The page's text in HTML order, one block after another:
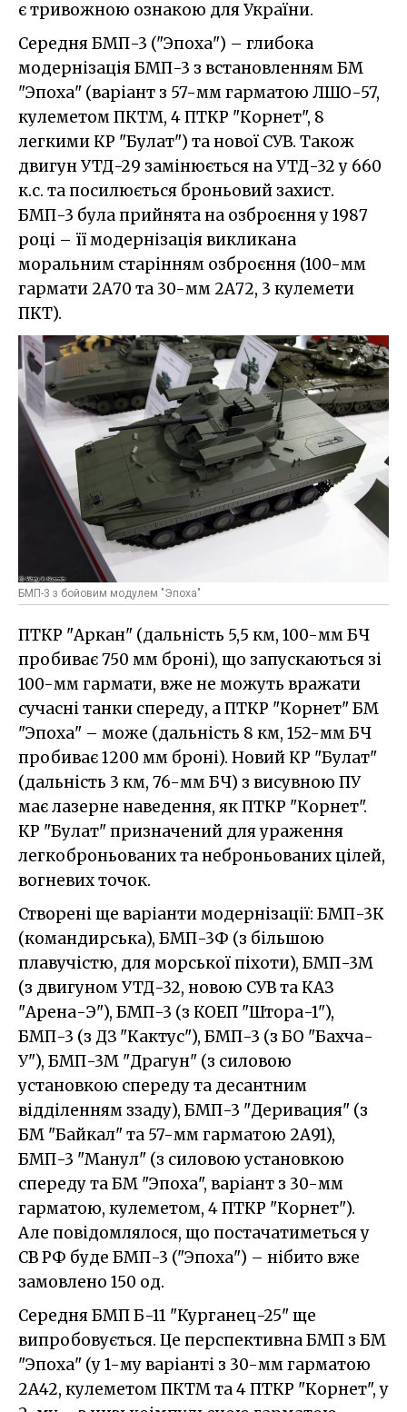
є тривожною ознакою для України.
Середня БМП-3 ("Эпоха") – глибока
модернізація БМП-3 з встановленням БМ
"Эпоха" (варіант з 57-мм гарматою ЛШО-57,
кулеметом ПКТМ, 4 ПТКР "Корнет", 8
легкими КР "Булат") та нової СУВ. Також
двигун УТД-29 замінюється на УТД-32 у 660
к.с. та посилюється броньовий захист.
БМП-3 була прийнята на озброєння у 1987
році – її модернізація викликана
моральним старінням озброєння (100-мм
гармати 2А70 та 30-мм 2А72, 3 кулемети
ПКТ).
БМП-3 з бойовим модулем "Эпоха"
ПТКР "Аркан" (дальність 5,5 км, 100-мм БЧ
пробиває 750 мм броні), що запускаються зі
100-мм гармати, вже не можуть вражати
сучасні танки спереду, а ПТКР "Корнет" БМ
"Эпоха" – може (дальність 8 км, 152-мм БЧ
пробиває 1200 мм броні). Новий КР "Булат"
(дальність 3 км, 76-мм БЧ) з висувною ПУ
має лазерне наведення, як ПТКР "Корнет".
КР "Булат" призначений для ураження
легкоброньованих та неброньованих цілей,
вогневих точок.
Створені ще варіанти модернізації: БМП-3К
(командирська), БМП-3Ф (з більшою
плавучістю, для морської піхоти), БМП-3М
(з двигуном УТД-32, новою СУВ та КАЗ
"Арена-Э"), БМП-3 (з КОЕП "Штора-1"),
БМП-3 (з ДЗ "Кактус"), БМП-3 (з БО "Бахча-
У"), БМП-3М "Драгун" (з силовою
установкою спереду та десантним
відділенням ззаду), БМП-3 "Деривация" (з
БМ "Байкал" та 57-мм гарматою 2А91),
БМП-3 "Манул" (з силовою установкою
спереду та БМ "Эпоха", варіант з 30-мм
гарматою, кулеметом, 4 ПТКР "Корнет").
Але повідомлялося, що постачатиметься у
СВ РФ буде БМП-3 ("Эпоха") – нібито вже
замовлено 150 од.
Середня БМП Б-11 "Курганец-25" ще
випробовується. Це перспективна БМП з БМ
"Эпоха" (у 1-му варіанті з 30-мм гарматою
2А42, кулеметом ПКТМ та 4 ПТКР "Корнет", у